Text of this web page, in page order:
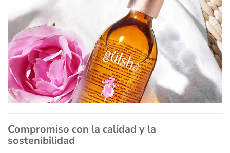
Compromiso con la calidad y la
sostenibilidad